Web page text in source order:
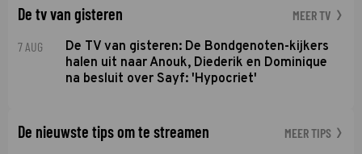
De tv van gisteren MEER TV
7 AUG
De TV van gisteren: De Bondgenoten-kijkers
halen uit naar Anouk, Diederik en Dominique
na besluit over Sayf: 'Hypocriet'
De nieuwste tips om te streamen MEER TIPS